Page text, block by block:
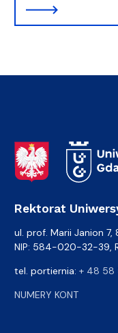
Adres
Rektorat
ul. prof. Marii Janion
NIP: 584-020-32-39,
tel. portiernia: + 48 58
NUMERY KONT